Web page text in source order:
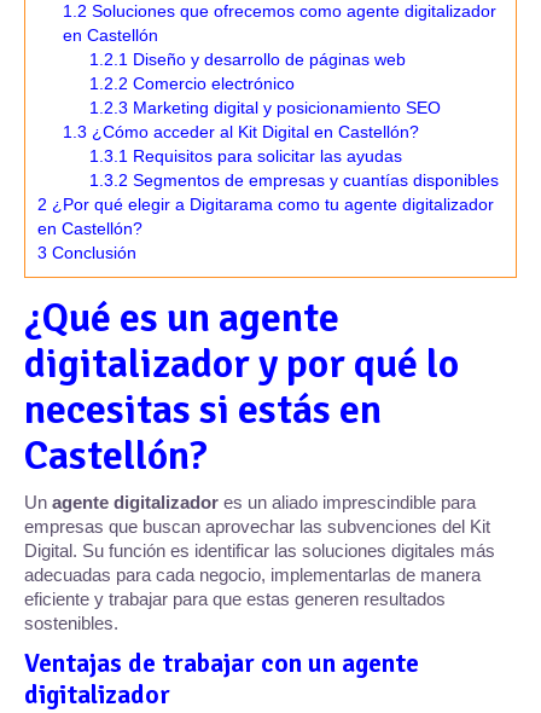
1.2 Soluciones que ofrecemos como agente digitalizador
en Castellón
1.2.1Diseño y desarrollo de páginas web
1.2.2 Comercio electrónico
1.2.3 Marketing digital y posicionamiento SEO
1.3 ¿Cómo acceder al Kit Digital en Castellón?
1.3.1Requisitos para solicitar las ayudas
1.3.2 Segmentos de empresas y cuantías disponibles
2 ¿Por qué elegir a Digitarama como tu agente digitalizador
en Castellón?
3 Conclusión
¿Qué es un agente
digitalizador y por qué lo
necesitas si estás en
Castellón?
Un agente digitalizador es un aliado imprescindible para
empresas que buscan aprovechar las subvenciones del Kit
Digital. Su función es identificar las soluciones digitales más
adecuadas para cada negocio, implementarlas de manera
eficiente y trabajar para que estas generen resultados
sostenibles.
Ventajas de trabajar con un agente
digitalizador